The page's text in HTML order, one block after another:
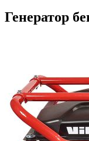
Генератор